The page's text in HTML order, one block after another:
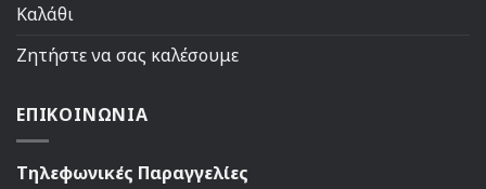
Καλάθι
Ζητήστε να σας καλέσουμε
ΕΠΙΚΟΙΝΩΝΙΑ
Τηλεφωνικές Παραγγελίες